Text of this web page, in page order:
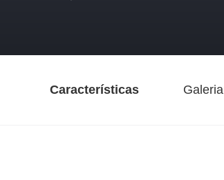
Características Galeria